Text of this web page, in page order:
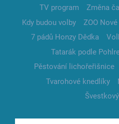
TV program
Změna
Kdy budou volby
ZOO
7 pádů Honzy Dědka
Tatarák podle
Pěstování lichořeřišnice
Tvarohové knedlíky